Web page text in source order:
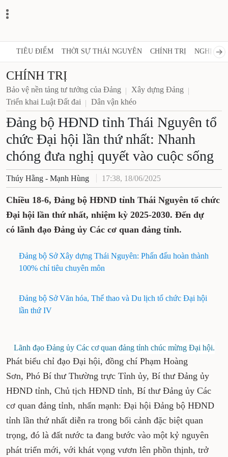
TIÊU ĐIỂM THỜI SỰ THÁI NGUYÊN CHÍNH TRỊ NGHỊ
CHÍNH TRỊ
Bảo vệ nền tảng tư tưởng của Đảng
Xây dựng Đảng
Triển khai Luật Đất đai
Dân vận khéo
Đảng bộ HĐND tỉnh Thái Nguyên tổ
chức Đại hội lần thứ nhất: Nhanh
chóng đưa nghị quyết vào cuộc sống
Thúy Hằng - Mạnh Hùng 17:38, 18/06/2025
Chiều 18-6, Đảng bộ HĐND tỉnh Thái Nguyên tổ chức
Đại hội lần thứ nhất, nhiệm kỳ 2025-2030. Đến dự
có lãnh đạo Đảng ủy Các cơ quan đảng tỉnh.
Đảng bộ Sở Xây dựng Thái Nguyên: Phấn đấu hoàn thành
100% chỉ tiêu chuyên môn
Đảng bộ Sở Văn hóa, Thể thao và Du lịch tổ chức Đại hội
lần thứ IV
Lãnh đạo Đảng ủy Các cơ quan đảng tỉnh chúc mừng Đại hội.
Phát biểu chỉ đạo Đại hội, đồng chí Phạm Hoàng
Sơn, Phó Bí thư Thường trực Tỉnh ủy, Bí thư Đảng ủy
HĐND tỉnh, Chủ tịch HĐND tỉnh, Bí thư Đảng ủy Các
cơ quan đảng tỉnh, nhấn mạnh: Đại hội Đảng bộ HĐND
tỉnh lần thứ nhất diễn ra trong bối cảnh đặc biệt quan
trọng, đó là đất nước ta đang bước vào một kỷ nguyên
phát triển mới, với khát vọng vươn lên phồn thịnh, trở